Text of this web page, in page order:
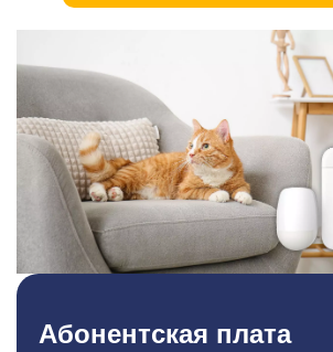
Абонентская плата